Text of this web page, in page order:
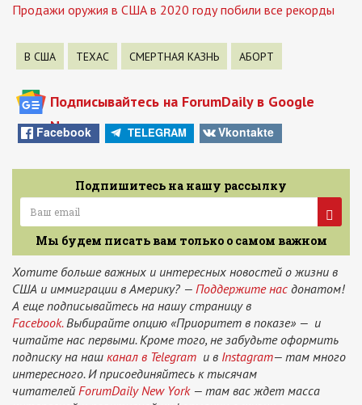
Продажи оружия в США в 2020 году побили все рекорды
В США ТЕХАС СМЕРТНАЯ КАЗНЬ АБОРТ
Подписывайтесь на ForumDaily в Google
News
Facebook TELEGRAM Vkontakte
Подпишитесь на нашу рассылку
Мы будем писать вам только о самом важном
Хотите больше важных и интересных новостей о жизни в
США и иммиграции в Америку? — Поддержите нас донатом!
А еще подписывайтесь на нашу страницу в
Facebook.Выбирайте опцию «Приоритет в показе» — и
читайте нас первыми. Кроме того, не забудьте оформить
подписку на наш канал в Telegram и в Instagram— там много
интересного. И присоединяйтесь к тысячам
читателей ForumDaily New York— там вас ждет масса